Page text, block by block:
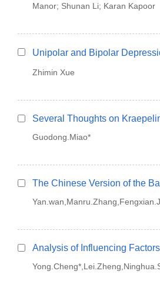
Manor; Shunan Li; Karan Kapoor
Unipolar and Bipolar
Zhimin Xue
Several Thoughts on
Guodong.Miao*
The Chinese Version of the
Analysis of Influencing